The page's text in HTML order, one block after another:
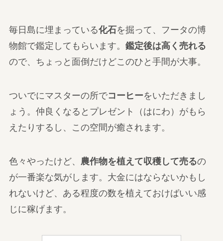
毎日島に埋まっている化石を掘って、フータの博
物館で鑑定してもらいます。 鑑定後は高く売れる
ので、ちょっと面倒だけどこのひと手間が大事。
ついでにマスターの所でコーヒーをいただきまし
ょう。仲良くなるとプレゼント（はにわ）がもら
えたりするし、この空間が癒されます。
色々やったけど、 農作物を植えて収穫して売るの
が一番楽な気がします。大金にはならないかもし
れないけど、ある程度の数を植えておけばいい感
じに稼げます。